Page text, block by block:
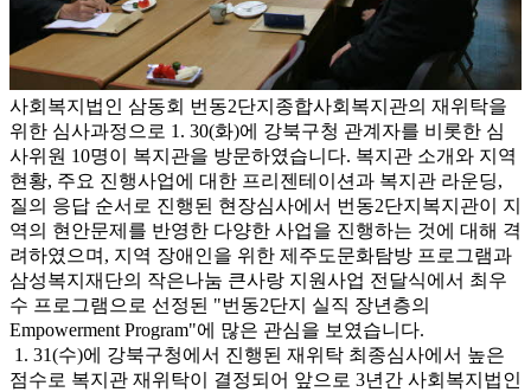
사회복지법인 삼동회 번동2단지종합사회복지관의 재위탁을
위한 심사과정으로 1. 30(화)에 강북구청 관계자를 비롯한 심
사위원 10명이 복지관을 방문하였습니다. 복지관 소개와 지역
현황, 주요 진행사업에 대한 프리젠테이션과 복지관 라운딩,
질의 응답 순서로 진행된 현장심사에서 번동2단지복지관이 지
역의 현안문제를 반영한 다양한 사업을 진행하는 것에 대해 격
려하였으며, 지역 장애인을 위한 제주도문화탐방 프로그램과
삼성복지재단의 작은나눔 큰사랑 지원사업 전달식에서 최우
수 프로그램으로 선정된 "번동2단지 실직 장년층의
Empowerment Program"에 많은 관심을 보였습니다.
1. 31(수)에 강북구청에서 진행된 재위탁 최종심사에서 높은
점수로 복지관 재위탁이 결정되어 앞으로 3년간 사회복지법인